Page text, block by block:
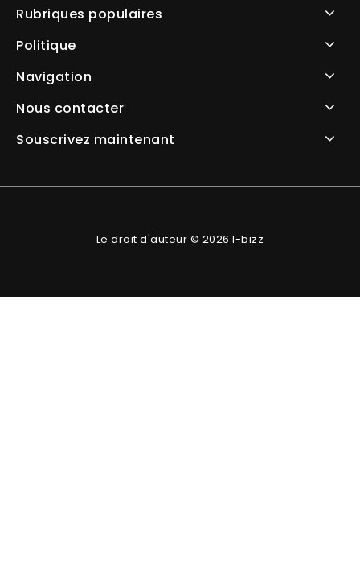
Rubriques populaires
Politique
Navigation
Nous contacter
Souscrivez maintenant
Le droit d'auteur © 2026 I-bizz